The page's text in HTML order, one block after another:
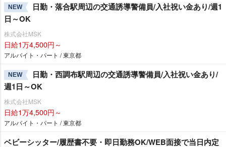
NEW
日勤・落合駅周辺の交通誘導警備員/入社祝い金あり/週1
日～OK
株式会社MSK
日給1万4,500円～
アルバイト・パート / 東京都
NEW
日勤・西調布駅周辺の交通誘導警備員/入社祝い金あり/
週1日～OK
株式会社MSK
日給1万4,500円～
アルバイト・パート / 東京都
ベビーシッター/履歴書不要・即日勤務OK/WEB面接で当日内定